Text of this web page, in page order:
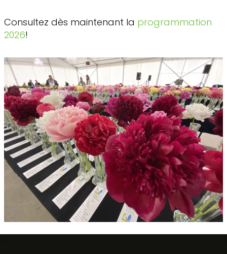
Consultez dès maintenant la programmation
2026!